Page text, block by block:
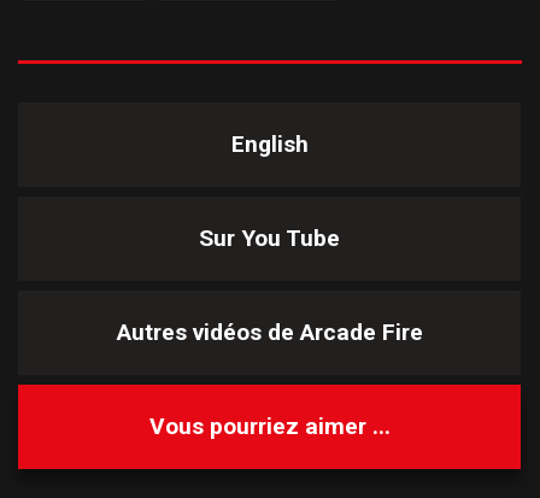
English
Sur You Tube
Autres vidéos deArcade Fire
Vous pourriez aimer ...